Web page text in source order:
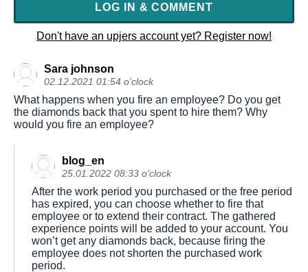
LOG IN & COMMENT
Don't have an upjers account yet? Register now!
Sara johnson
02.12.2021 01:54 o'clock
What happens when you fire an employee? Do you get
the diamonds back that you spent to hire them? Why
would you fire an employee?
blog_en
25.01.2022 08:33 o'clock
After the work period you purchased or the free period
has expired, you can choose whether to fire that
employee or to extend their contract. The gathered
experience points will be added to your account. You
won’t get any diamonds back, because firing the
employee does not shorten the purchased work
period.